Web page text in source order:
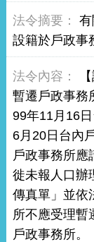
設籍於戶政事
暫遷戶政事務
99年11月16
6月20日台內
戶政事務所應
徙未報人口辦
傳真單」並依
所不應受理暫
戶政事務所。